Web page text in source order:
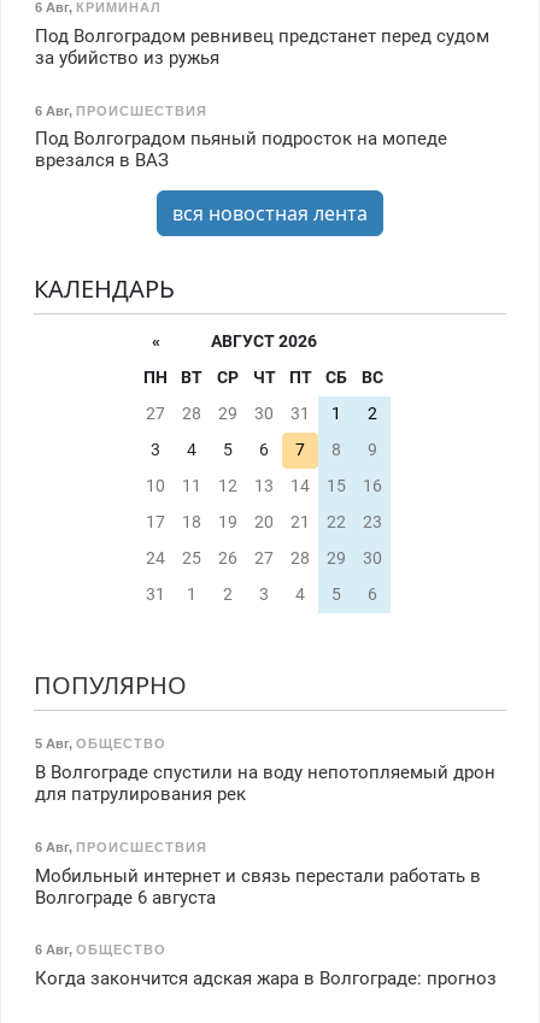
6 Авг, КРИМИНАЛ
Под Волгоградом ревнивец предстанет перед судом
за убийство из ружья
6 Авг, ПРОИСШЕСТВИЯ
Под Волгоградом пьяный подросток на мопеде
врезался в ВАЗ
вся новостная лента
КАЛЕНДАРЬ
«
АВГУСТ 2026
ПН
ВТ СР ЧТ ПТ СБ
ВС
27
28 29 30 31 1
2
3
4 5 6 7 8
9
10
11 12 13 14 15
16
17
18 19 20 21 22
23
24
25 26 27 28 29
30
31
1 2 3 4 5 6
ПОПУЛЯРНО
5 Авг, ОБЩЕСТВО
В Волгограде спустили на воду непотопляемый дрон
для патрулирования рек
6 Авг, ПРОИСШЕСТВИЯ
Мобильный интернет и связь перестали работать в
Волгограде 6 августа
6 Авг, ОБЩЕСТВО
Когда закончится адская жара в Волгограде: прогноз